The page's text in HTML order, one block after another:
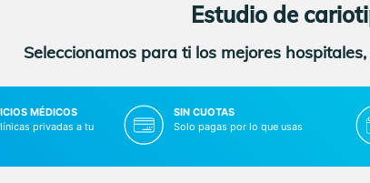
Estudio de
Seleccionamos para ti los mejores
MÉDICOS
privadas a tu
SIN CUOTAS
Solo pagas por lo que usas